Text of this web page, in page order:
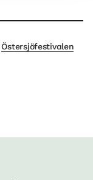
Östersjöfestivalen